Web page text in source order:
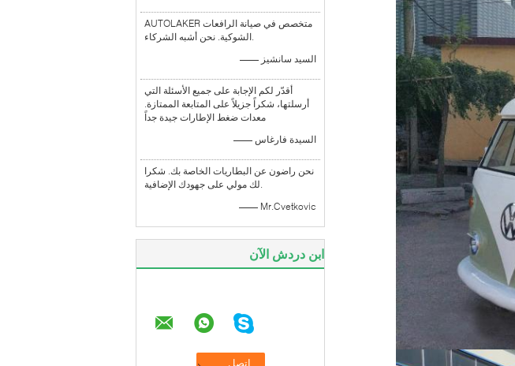
AUTOLAKER متخصص في صيانة الرافعات
الشوكية. نحن أشبه الشركاء.
—— السيد سانشيز
أقدّر لكم الإجابة على جميع الأسئلة التي
أرسلتها، شكراً جزيلاً على المتابعة الممتازة.
معدات ضغط الإطارات جيدة جداً
—— السيدة فارغاس
نحن راضون عن البطاريات الخاصة بك. شكرا
لك مولي على جهودك الإضافية.
—— Mr.Cvetkovic
ابن دردش الآن